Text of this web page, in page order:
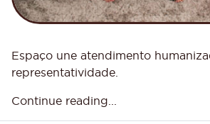
Espaço une atendimento
representatividade.
Continue reading...